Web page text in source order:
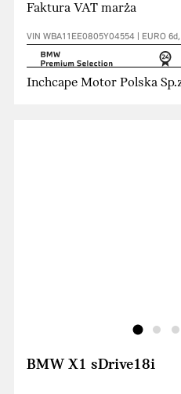
Faktura VAT marża
VIN WBA11EE0805Y04554 | EURO
Inchcape Motor Polska
BMW X1 sDrive18i